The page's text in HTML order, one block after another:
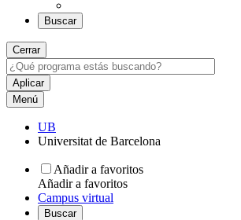
Buscar
Cerrar
Menú
UB
Universitat de Barcelona
Añadir a favoritos
Añadir a favoritos
Campus virtual
Buscar